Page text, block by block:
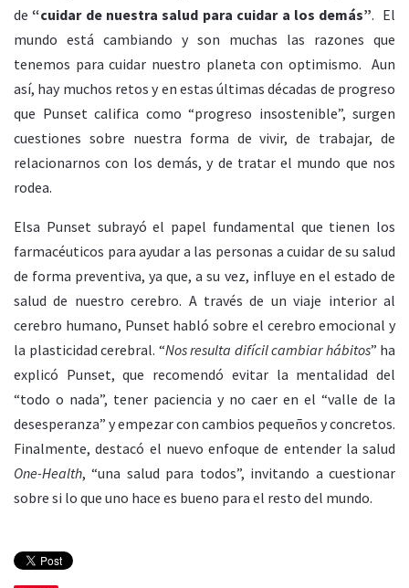
de “cuidar de nuestra salud para cuidar a los demás”. El
mundo está cambiando y son muchas las razones que
tenemos para cuidar nuestro planeta con optimismo. Aun
así, hay muchos retos y en estas últimas décadas de progreso
que Punset califica como “progreso insostenible”, surgen
cuestiones sobre nuestra forma de vivir, de trabajar, de
relacionarnos con los demás, y de tratar el mundo que nos
rodea.
Elsa Punset subrayó el papel fundamental que tienen los
farmacéuticos para ayudar a las personas a cuidar de su salud
de forma preventiva, ya que, a su vez, influye en el estado de
salud de nuestro cerebro. A través de un viaje interior al
cerebro humano, Punset habló sobre el cerebro emocional y
la plasticidad cerebral. “Nos resulta difícil cambiar hábitos” ha
explicó Punset, que recomendó evitar la mentalidad del
“todo o nada”, tener paciencia y no caer en el “valle de la
desesperanza” y empezar con cambios pequeños y concretos.
Finalmente, destacó el nuevo enfoque de entender la salud
One-Health, “una salud para todos”, invitando a cuestionar
sobre si lo que uno hace es bueno para el resto del mundo.